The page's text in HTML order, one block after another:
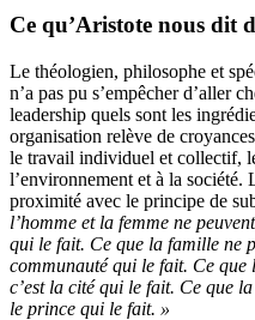
Ce qu’Aristote nous dit
Le théologien, philosophe et
n’a pas pu s’empêcher d’aller
leadership quels sont les
organisation relève de
le travail individuel et collectif,
l’environnement et à la société.
proximité avec le principe de
l’homme et la femme ne
qui le fait. Ce que la famille ne
communauté qui le fait. Ce que
c’est la cité qui le fait. Ce que
le prince qui le fait. »